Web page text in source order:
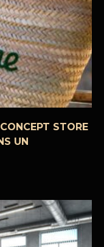
STORE
UN